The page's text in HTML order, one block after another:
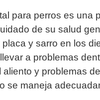
para perros es una
de su salud
y sarro en los
a problemas
aliento y problemas
se maneja